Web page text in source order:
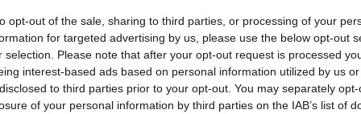
opt-out of the sale, sharing to third parties, or processing of your
for targeted advertising by us, please use the below opt-out
selection. Please note that after your opt-out request is processed
interest-based ads based on personal information utilized by us
to third parties prior to your opt-out. You may separately
of your personal information by third parties on the IAB’s list of
Praėjus beveik dviem valandoms, krano
Policijos pareigūnai aiškinasi įvykio priežastis.
nuskendo Reporteris